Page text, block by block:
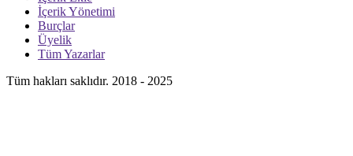
İçerik Yönetimi
Burçlar
Üyelik
Tüm Yazarlar
Tüm hakları saklıdır. 2018 - 2025